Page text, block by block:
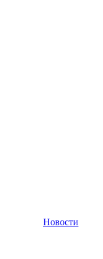
Новости